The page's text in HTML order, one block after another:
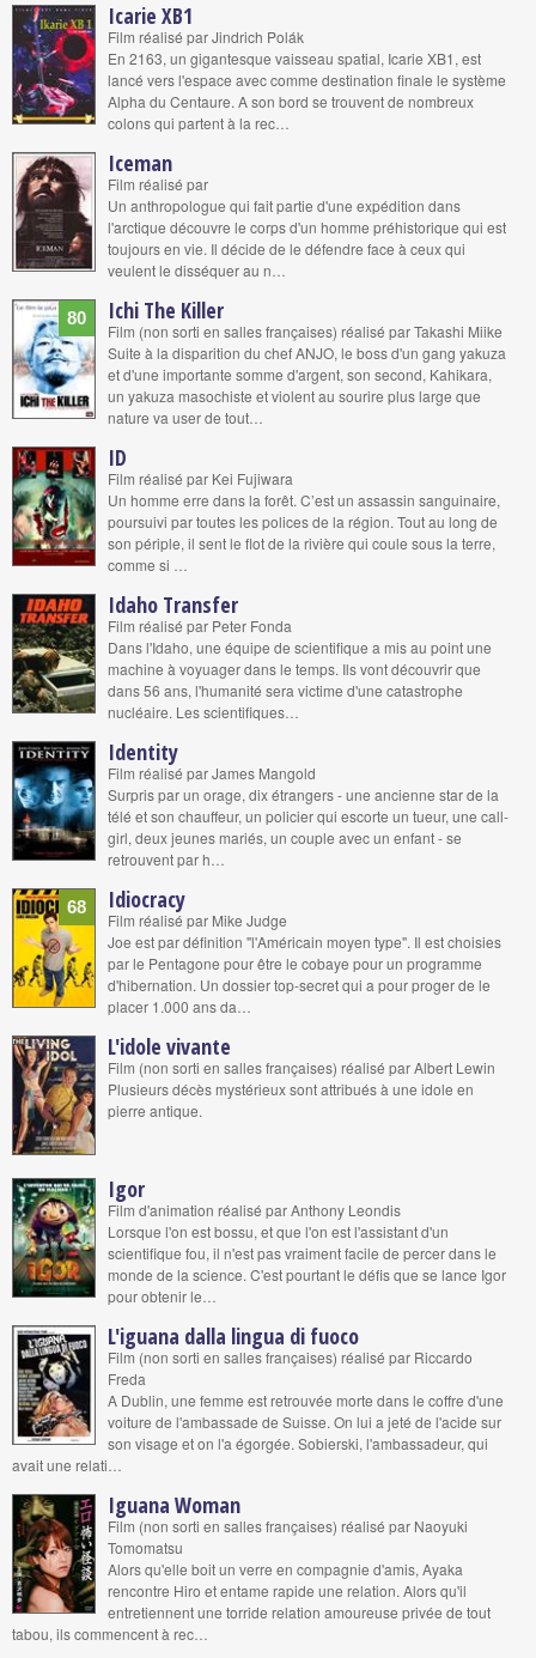
Icarie XB1
Film réalisé par Jindrich Polák
En 2163, un gigantesque vaisseau spatial, Icarie XB1, est
lancé vers l'espace avec comme destination finale le système
Alpha du Centaure. A son bord se trouvent de nombreux
colons qui partent à la rec…
Iceman
Film réalisé par
Un anthropologue qui fait partie d'une expédition dans
l'arctique découvre le corps d'un homme préhistorique qui est
toujours en vie. Il décide de le défendre face à ceux qui
veulent le disséquer au n…
80 Ichi The Killer
Film (non sorti en salles françaises) réalisé par Takashi Miike
Suite à la disparition du chef ANJO, le boss d'un gang yakuza
et d'une importante somme d'argent, son second, Kahikara,
un yakuza masochiste et violent au sourire plus large que
nature va user de tout…
ID
Film réalisé par Kei Fujiwara
Un homme erre dans la forêt. C’est un assassin sanguinaire,
poursuivi par toutes les polices de la région. Tout au long de
son périple, il sent le flot de la rivière qui coule sous la terre,
comme si …
Idaho Transfer
Film réalisé par Peter Fonda
Dans l'Idaho, une équipe de scientifique a mis au point une
machine à voyuager dans le temps. Ils vont découvrir que
dans 56 ans, l'humanité sera victime d'une catastrophe
nucléaire. Les scientifiques…
Identity
Film réalisé par James Mangold
Surpris par un orage, dix étrangers - une ancienne star de la
télé et son chauffeur, un policier qui escorte un tueur, une call-
girl, deux jeunes mariés, un couple avec un enfant - se
retrouvent par h…
68 Idiocracy
Film réalisé par Mike Judge
Joe est par définition "l'Américain moyen type". Il est choisies
par le Pentagone pour être le cobaye pour un programme
d'hibernation. Un dossier top-secret qui a pour proger de le
placer 1.000 ans da…
L'idole vivante
Film (non sorti en salles françaises) réalisé par Albert Lewin
Plusieurs décès mystérieux sont attribués à une idole en
pierre antique.
Igor
Film d'animation réalisé par Anthony Leondis
Lorsque l'on est bossu, et que l'on est l'assistant d'un
scientifique fou, il n'est pas vraiment facile de percer dans le
monde de la science. C'est pourtant le défis que se lance Igor
pour obtenir le…
L'iguana dalla lingua di fuoco
Film (non sorti en salles françaises) réalisé par Riccardo
Freda
A Dublin, une femme est retrouvée morte dans le coffre d'une
voiture de l'ambassade de Suisse. On lui a jeté de l'acide sur
son visage et on l'a égorgée. Sobierski, l'ambassadeur, qui
avait une relati…
Iguana Woman
Film (non sorti en salles françaises) réalisé par Naoyuki
Tomomatsu
Alors qu'elle boit un verre en compagnie d'amis, Ayaka
rencontre Hiro et entame rapide une relation. Alors qu'il
entretiennent une torride relation amoureuse privée de tout
tabou, ils commencent à rec…